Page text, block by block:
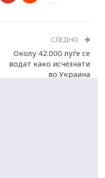
СЛЕДНО
Околу 42.000 луѓе се
водат како исчезнати
во Украина